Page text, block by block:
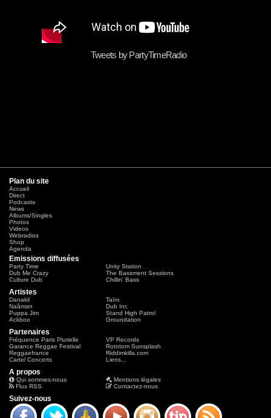
Tweets by PartyTimeRadio
Plan du site
Accueil
Direct
Podcasts
News
Albums/Singles
Photos
Videos
Webradios
Shop
Agenda
Emissions diffusées
Party Time
Unity Station
Dub Me Crazy
The Bassment Sessions
Culture Dub
Chillin' Bass
Artistes
Danakil
Taïro
Naâman
Dub Inc
Puppa Jim
Stand High Patrol
Ackboo
Groundation
Partenaires
Fréquence Paris Plurielle
VP Records
Garance Reggae Festival
Rototom Sunsplash
Reggaefrance
Riddimkilla.com
Cartel Concerts
Liens...
A propos
Qui sommes-nous
Mentions légales
Flux RSS
Contactez-nous
Suivez-nous